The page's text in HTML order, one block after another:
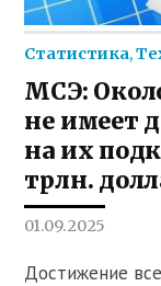
Статистика,
МСЭ:
не имеет
на их
трлн.
01.09.2025
Достижение